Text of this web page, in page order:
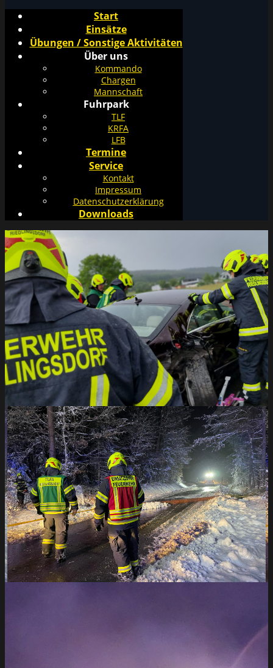
Start
Einsätze
Übungen / Sonstige Aktivitäten
Über uns
Kommando
Chargen
Mannschaft
Fuhrpark
TLF
KRFA
LFB
Termine
Service
Kontakt
Impressum
Datenschutzerklärung
Downloads